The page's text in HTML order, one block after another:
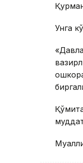
Унга